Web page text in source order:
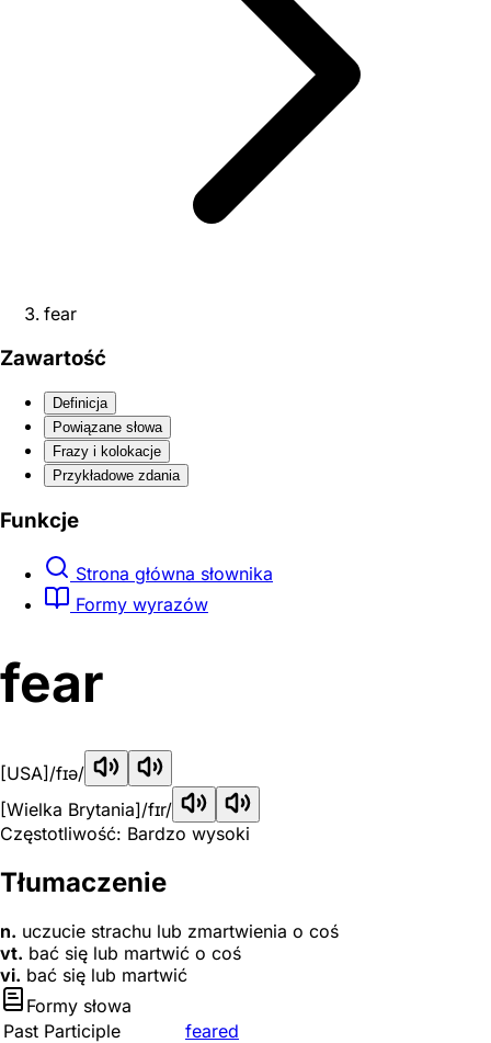
fear
Zawartość
Definicja
Powiązane słowa
Frazy i kolokacje
Przykładowe zdania
Funkcje
Strona główna słownika
Formy wyrazów
fear
[USA] /fɪə/
[Wielka Brytania]/fɪr/
Częstotliwość: Bardzo wysoki
Tłumaczenie
n. uczucie strachu lub zmartwienia o coś
vt. bać się lub martwić o coś
vi. bać się lub martwić
Formy słowa
Past Participle
feared